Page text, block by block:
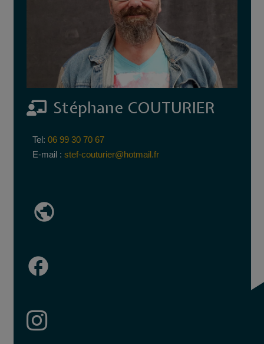
Stéphane COUTURIER
Tel: 06 99 30 70 67
E-mail : stef-couturier@hotmail.fr
public
facebook